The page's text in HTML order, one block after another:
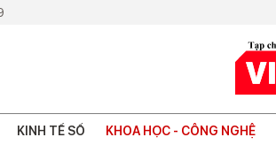
KINH TẾ SỐ KHOA HỌC - CÔNG NGHỆ